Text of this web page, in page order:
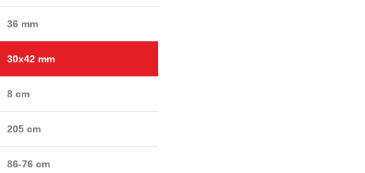
36 mm
30x42 mm
8 cm
205 cm
86-76 cm